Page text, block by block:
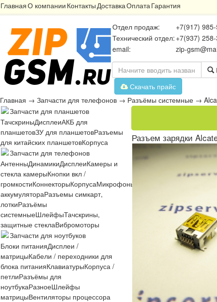
ГлавнаяО компании КонтактыДоставкаОплатаГарантия
Отдел продаж:
+7(917)
Технический отдел: +7(937)
email:
zip-
Скачать прайс
Главная → Запчасти для телефонов → Разъёмы системные →
Запчасти для планшетов
ТачскриныДисплеиАКБ для
планшетовЗУ для планшетовРазъемы
для китайских планшетовКорпуса
Запчасти для телефонов
АнтенныДинамикиДисплеиКамеры и
стекла камерыКнопки вкл /
громкостиКоннекторыКорпусаМикрофоны
аккумулятораРазъемы симкарт,
лоткиРазъёмы
системныеШлейфыТачскрины,
защитные стеклаВибромоторы
Запчасти для ноутбуков
Блоки питанияДисплеи /
матрицыКабели / переходники для
блока питанияКлавиатурыКорпуса /
петлиРазъёмы для
ноутбукаРазноеШлейфы
матрицыВентиляторы процессора
Разъем зарядки